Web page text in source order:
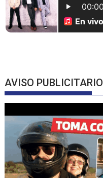
AVISO PUBLICITARIO